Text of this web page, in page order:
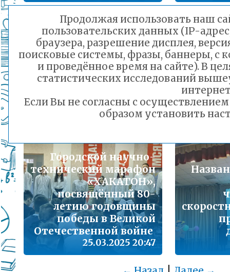
Порядок предоставления льготного
малоимущих семей
Подробнее...
Горячая линия по вопросам школьного
30-21
дошкольного образования и тел 32-41-13
Подробнее...
Забайкалец, участник
специальной военной
операции выразил
благодарность
читинским
поддержку
26.03.2025 14:17
места в
Городской научно-
технический марафон
«ХАКАТОН»,
посвящённый 80-
летию годовщины
победы в Великой
Отечественной войне
25.03.2025 20:47
Продолжая использовать наш
пользовательских данных (IP-
браузера, разрешение дисплея,
поисковые системы, фразы, баннеры, с
и проведённое время на сайте). В
статистических исследований
Если Вы не согласны с
образом установить